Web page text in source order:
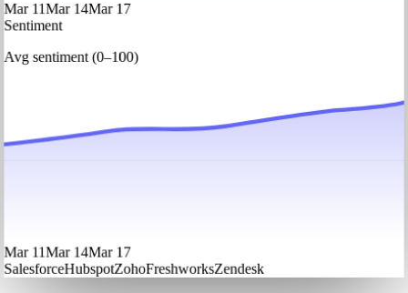
Mar 11Mar 14Mar 17
Sentiment
Avg sentiment (0–100)
Mar 11Mar 14Mar 17
SalesforceHubspotZohoFreshworksZendesk